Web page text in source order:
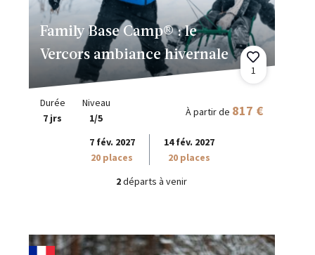
Family Base Camp® : le
Vercors ambiance hivernale
1
Durée
7 jrs
Niveau
1/5
À partir de 817 €
7 fév. 2027
20 places
14 fév. 2027
20 places
2départs à venir